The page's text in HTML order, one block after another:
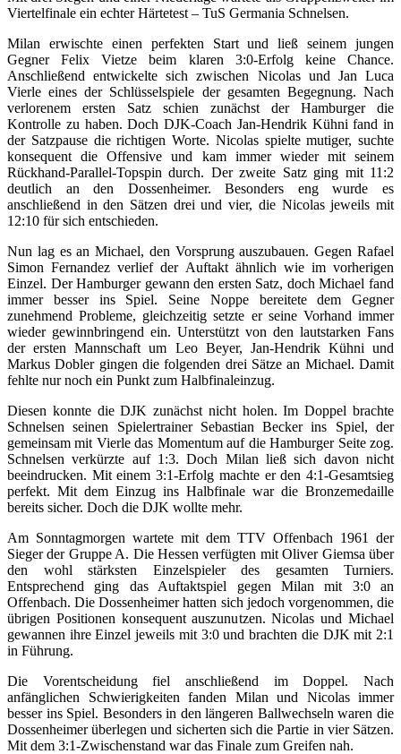
Viertelfinale ein echter Härtetest – TuS Germania Schnelsen.
Milan erwischte einen perfekten Start und ließ seinem jungen
Gegner Felix Vietze beim klaren 3:0-Erfolg keine Chance.
Anschließend entwickelte sich zwischen Nicolas und Jan Luca
Vierle eines der Schlüsselspiele der gesamten Begegnung. Nach
verlorenem ersten Satz schien zunächst der Hamburger die
Kontrolle zu haben. Doch DJK-Coach Jan-Hendrik Kühni fand in
der Satzpause die richtigen Worte. Nicolas spielte mutiger, suchte
konsequent die Offensive und kam immer wieder mit seinem
Rückhand-Parallel-Topspin durch. Der zweite Satz ging mit 11:2
deutlich an den Dossenheimer. Besonders eng wurde es
anschließend in den Sätzen drei und vier, die Nicolas jeweils mit
12:10 für sich entschieden.
Nun lag es an Michael, den Vorsprung auszubauen. Gegen Rafael
Simon Fernandez verlief der Auftakt ähnlich wie im vorherigen
Einzel. Der Hamburger gewann den ersten Satz, doch Michael fand
immer besser ins Spiel. Seine Noppe bereitete dem Gegner
zunehmend Probleme, gleichzeitig setzte er seine Vorhand immer
wieder gewinnbringend ein. Unterstützt von den lautstarken Fans
der ersten Mannschaft um Leo Beyer, Jan-Hendrik Kühni und
Markus Dobler gingen die folgenden drei Sätze an Michael. Damit
fehlte nur noch ein Punkt zum Halbfinaleinzug.
Diesen konnte die DJK zunächst nicht holen. Im Doppel brachte
Schnelsen seinen Spielertrainer Sebastian Becker ins Spiel, der
gemeinsam mit Vierle das Momentum auf die Hamburger Seite zog.
Schnelsen verkürzte auf 1:3. Doch Milan ließ sich davon nicht
beeindrucken. Mit einem 3:1-Erfolg machte er den 4:1-Gesamtsieg
perfekt. Mit dem Einzug ins Halbfinale war die Bronzemedaille
bereits sicher. Doch die DJK wollte mehr.
Am Sonntagmorgen wartete mit dem TTV Offenbach 1961 der
Sieger der Gruppe A. Die Hessen verfügten mit Oliver Giemsa über
den wohl stärksten Einzelspieler des gesamten Turniers.
Entsprechend ging das Auftaktspiel gegen Milan mit 3:0 an
Offenbach. Die Dossenheimer hatten sich jedoch vorgenommen, die
übrigen Positionen konsequent auszunutzen. Nicolas und Michael
gewannen ihre Einzel jeweils mit 3:0 und brachten die DJK mit 2:1
in Führung.
Die Vorentscheidung fiel anschließend im Doppel. Nach
anfänglichen Schwierigkeiten fanden Milan und Nicolas immer
besser ins Spiel. Besonders in den längeren Ballwechseln waren die
Dossenheimer überlegen und sicherten sich die Partie in vier Sätzen.
Mit dem 3:1-Zwischenstand war das Finale zum Greifen nah.